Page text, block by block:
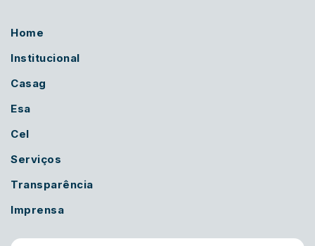
Home
Institucional
Casag
Esa
Cel
Serviços
Transparência
Imprensa